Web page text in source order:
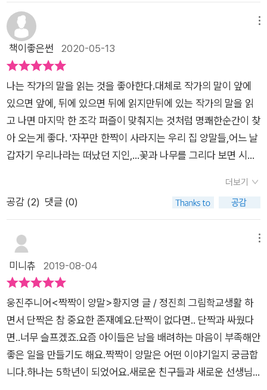
들게 되면서 생겨날 수밖에 없는 아이들의 심리상태를 잘 묘사하
고 있다. 무엇보다 단짝이라는 관계에 대해서 좀 더 깊게 생각해
볼 수 있어서 좋았는데 단짝에만 집중하다 보면 자칫 여러 관계에
다. 강하나와 승주는 4학년 내내 단짝이었다. 운 좋게도 5학년이
돼서도 승주와 같은 반이 되고 하나는 당연히 승주와 쭉 함께할
줄 알았다. 그런데 그 둘 사이에 유리가 끼어들게 된다. 아침에 등
교만 서둘렀더라도 승주 옆자리에 앉았을 텐데 이 모든 게 짝짝이
양말 때문인 것 같다. 새침데기에 질투 많은 유리는 모범생 승주
에게 들러붙어 하나가 끼어들지 못하게 방어막을 친다. 하나는 여
우 같은 유리뿐 아니라 모질게 말 못 하는 승주도 원망스럽다. 짝
앉게 되지만 다행히 일학년 때부터 장난치며 친하게 지낸 정균이
가 하나를 은근슬쩍 챙긴다. 그러나 단짝 없는 학교생활이 재미
있을 리가 없다. 자신과 쿵작이 맞는 이가 없으니 더 위축되고 결
국 외톨이처럼 혼자 다니게 된다. 쿨한 척 혼자도 괜찮다고 위안
삼으며. 그런데 그런 하나에게도 구세주(?)가 등장했으니 바로
새로 오신 담임선생님이었다. 담임 선생님의 등장은 그야말로
센세이션이다. 젊은 여선생님의 놀라운 패션 감각과 자유분방해
보이는 성격은 여태껏 보아온 선생님의 이미지와는 딴판이다. 평
범하지 않다는 것이 규율과 규칙이 있는 단체에서는 좋게 비칠 리
책이좋은썬 2020-05-13
나는 작가의 말을 읽는 것을 좋아한다.대체로 작가의 말이 앞에
있으면 앞에, 뒤에 있으면 뒤에 읽지만뒤에 있는 작가의 말을 읽
고 나면 마지막 한 조각 퍼즐이 맞춰지는 것처럼 명쾌한순간이 찾
아 오는게 좋다. '자꾸만 한짝이 사라지는 우리 집 양말들,어느 날
갑자기 우리나라는 떠났던 지인,...꽃과 나무를 그리다 보면 시간
나. 작가가 만난 주변의 이들이 이 짝짝이 양말의 주인공들이었구
나.짝짝이 양말은 우리가 잘 신게 되지는 않는다. 아마도 누가 볼
까?봐 그렇지 않을까.내가 좋아하던 양말이 한 짝씩 각자 있게 된
다 하더라도 이 둘을 합쳐 신게되지는 않으니까.아마 살면서 우리
는 온전히 나를 생각하기 보다는 여러 사람속에서의 나의 모습을
더 의식하고 지내는건 아닌지 모르겠다. 승주, 유리, 정균, 그리
리고 꿈을 포기하고 살것인가에 대한 생각을하게 한다. 하나가 유
리에게 승주를 빼앗긴 느낌으로 속상해 할때는 그땐 그랬지..하나
야크면 정말 별일 아니다..하고 얘기해주고 싶고, 정나래 선생님
은 조금 말리고^^;싶기도 했다..아 정말 내가 어른이됐구나. 자꾸
나중을 생각하게 된다.하나의 짝짝이 양말은 처음엔 부끄럽고 챙
더보기
공감 (2) 댓글 (0)
미니츄 2019-08-04
웅진주니어<짝짝이 양말>황지영 글 / 정진희 그림학교생활 하
면서 단짝은 참 중요한 존재예요.단짝이 없다면.. 단짝과 싸웠다
면..너무 슬프겠죠.요즘 아이들은 남을 배려하는 마음이 부족해안
좋은 일을 만들기도 해요.짝짝이 양말은 어떤 이야기일지 궁금합
니다.하나는 5학년이 되었어요.새로운 친구들과 새로운 선생님